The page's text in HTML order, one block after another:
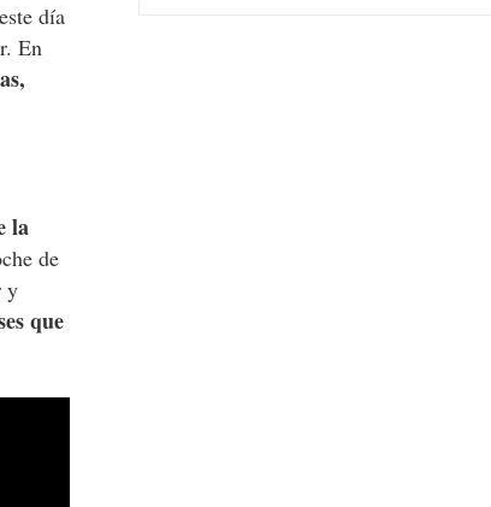
día
En
la
de
y
que